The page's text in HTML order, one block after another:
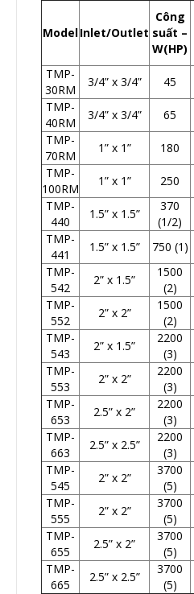
ModelInlet/Outlet
Công
suất –
W(HP)
TMP-
30RM
3/4” x 3/4” 45
TMP-
40RM
3/4” x 3/4” 65
TMP-
70RM
1” x 1” 180
TMP-
100RM
1” x 1” 250
TMP-
440
1.5” x 1.5”
370
(1/2)
TMP-
441
1.5” x 1.5” 750 (1)
TMP-
542
2” x 1.5”
1500
(2)
TMP-
552
2” x 2”
1500
(2)
TMP-
543
2” x 1.5”
2200
(3)
TMP-
553
2” x 2”
2200
(3)
TMP-
653
2.5” x 2”
2200
(3)
TMP-
663
2.5” x 2.5”
2200
(3)
TMP-
545
2” x 2”
3700
(5)
TMP-
555
2” x 2”
3700
(5)
TMP-
655
2.5” x 2”
3700
(5)
TMP-
665
2.5” x 2.5”
3700
(5)